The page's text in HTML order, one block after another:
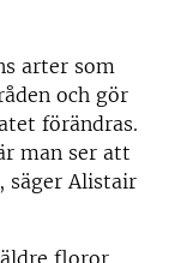
arter som
och gör
förändras.
man ser att
säger Alistair
floror